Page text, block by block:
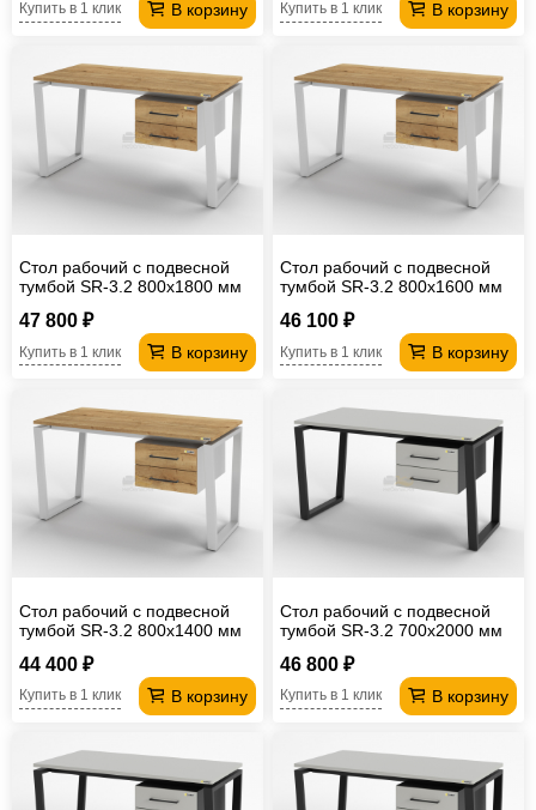
В корзину
Купить в 1 клик В корзину
Купить в 1 клик
Стол рабочий с подвесной
тумбой SR-3.2 800х1800 мм
47 800 ₽
В корзину
Купить в 1 клик
Стол рабочий с подвесной
тумбой SR-3.2 800х1600 мм
46 100 ₽
В корзину
Купить в 1 клик
Стол рабочий с подвесной
тумбой SR-3.2 800х1400 мм
44 400 ₽
В корзину
Купить в 1 клик
Стол рабочий с подвесной
тумбой SR-3.2 700х2000 мм
46 800 ₽
В корзину
Купить в 1 клик